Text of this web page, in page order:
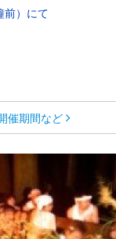
）にて
催期間など